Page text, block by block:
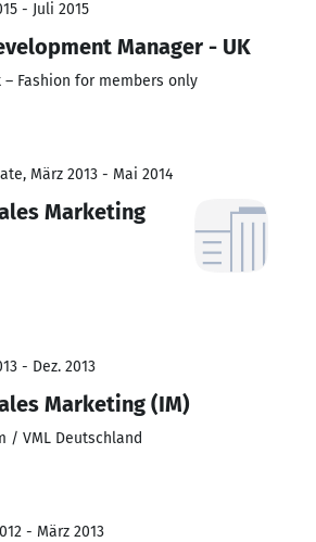
- Juli 2015
Manager - UK
– Fashion for members only
März 2013 - Mai 2014
Marketing
- Dez. 2013
Marketing (IM)
/ VML Deutschland
- März 2013